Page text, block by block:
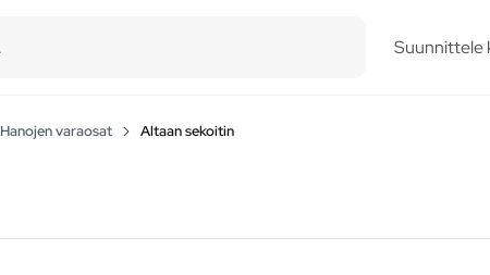
Suunnittele
Hanojen varaosat Altaan sekoitin